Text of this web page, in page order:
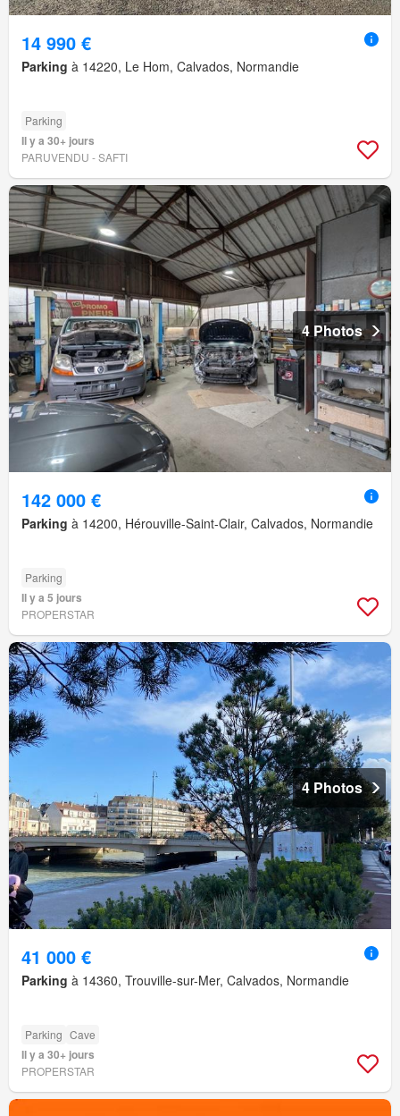
14 990 €
Parking à 14220, Le Hom, Calvados, Normandie
Parking
Il y a 30+ jours
PARUVENDU - SAFTI
4 Photos
142 000 €
Parking à 14200, Hérouville-Saint-Clair, Calvados, Normandie
Parking
Il y a 5 jours
PROPERSTAR
4 Photos
41 000 €
Parking à 14360, Trouville-sur-Mer, Calvados, Normandie
Parking Cave
Il y a 30+ jours
PROPERSTAR